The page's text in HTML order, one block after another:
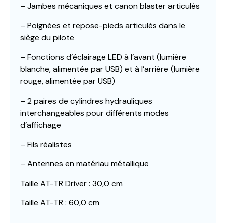
– Jambes mécaniques et canon blaster articulés
– Poignées et repose-pieds articulés dans le
siège du pilote
– Fonctions d’éclairage LED à l’avant (lumière
blanche, alimentée par USB) et à l’arrière (lumière
rouge, alimentée par USB)
– 2 paires de cylindres hydrauliques
interchangeables pour différents modes
d’affichage
– Fils réalistes
– Antennes en matériau métallique
Taille AT-TR Driver : 30,0 cm
Taille AT-TR : 60,0 cm